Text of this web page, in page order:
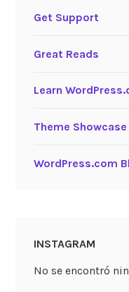
Get Support
Great Reads
Learn
Theme Showcase
WordPress.com
INSTAGRAM
No se encontró